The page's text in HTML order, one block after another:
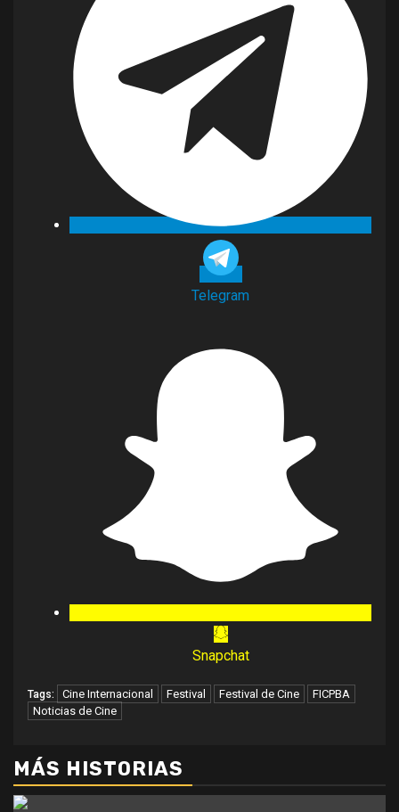
Telegram
Snapchat
Tags: Cine Internacional Festival Festival de Cine
FICPBA
Noticias de Cine
MÁS HISTORIAS